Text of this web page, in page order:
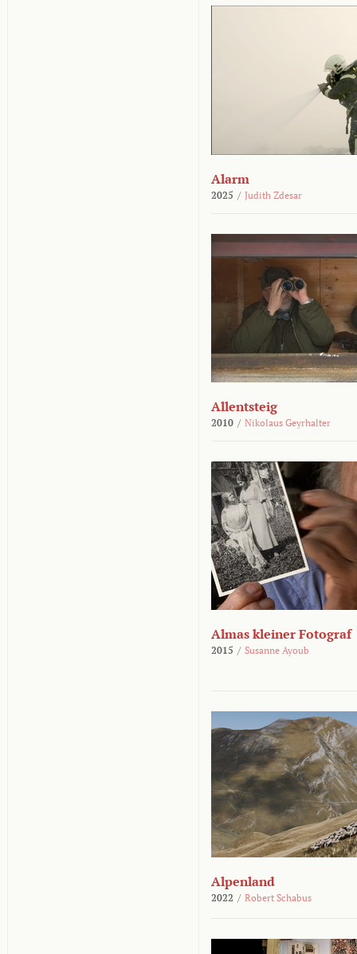
Alarm
2025 / Judith Zdesar
Allentsteig
2010 / Nikolaus Geyrhalter
Almas kleiner Fotograf
2015 / Susanne Ayoub
Alpenland
2022 / Robert Schabus